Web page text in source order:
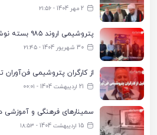
2 مهر 1404 - ۲۱:۵۶
30 شهریور 1404 - ۲۱:۴۵
از کارگران پتروشیمی
21 اردیبهشت 1404 - ۰۰:۰۱
15 اردیبهشت 1404 - ۱۸:۵۳